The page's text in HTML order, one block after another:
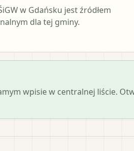
w Gdańsku jest źródłem
dla tej gminy.
wpisie w centralnej liście.